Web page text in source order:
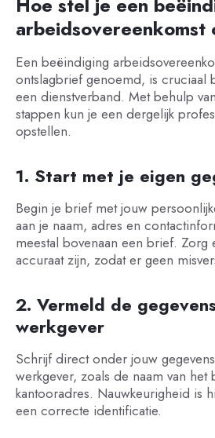
arbeidsovereenkomst
Een beëindiging
ontslagbrief genoemd, is cruciaal
een dienstverband. Met behulp
stappen kun je een dergelijk
opstellen.
1. Start met je eigen
Begin je brief met jouw
aan je naam, adres en
meestal bovenaan een brief. Zorg
accuraat zijn, zodat er geen
2. Vermeld de
werkgever
Schrijf direct onder jouw
werkgever, zoals de naam van het
kantooradres. Nauwkeurigheid is
een correcte identificatie.